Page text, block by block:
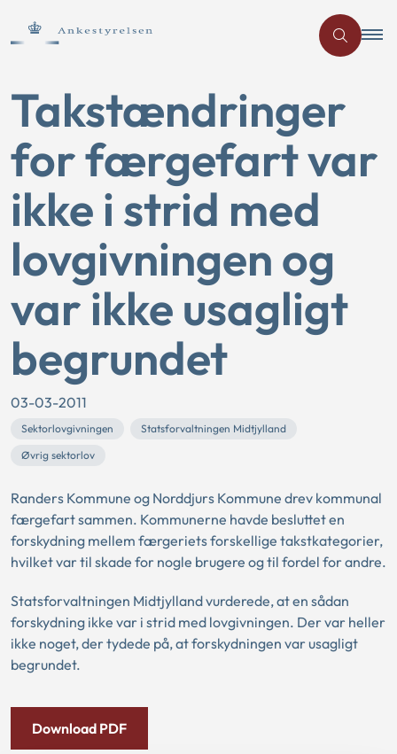
Takstændringer
for færgefart var
ikke i strid med
lovgivningen og
var ikke usagligt
begrundet
03-03-2011
Sektorlovgivningen
Statsforvaltningen Midtjylland
Øvrig sektorlov
Randers Kommune og Norddjurs Kommune drev kommunal
færgefart sammen. Kommunerne havde besluttet en
forskydning mellem færgeriets forskellige takstkategorier,
hvilket var til skade for nogle brugere og til fordel for andre.
Statsforvaltningen Midtjylland vurderede, at en sådan
forskydning ikke var i strid med lovgivningen. Der var heller
ikke noget, der tydede på, at forskydningen var usagligt
begrundet.
Download PDF